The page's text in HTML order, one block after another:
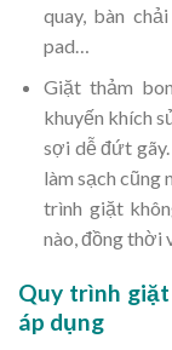
quay, bàn
pad…
Giặt thảm
khuyến khích
sợi dễ đứt
làm sạch cũng
trình giặt
nào, đồng thời
Quy trình
áp dụng